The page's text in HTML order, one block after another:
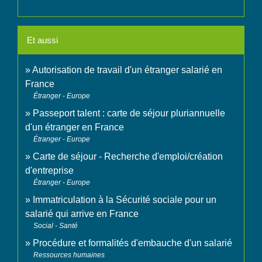
Et aussi
Autorisation de travail d'un étranger salarié en
France
Étranger - Europe
Passeport talent : carte de séjour pluriannuelle
d'un étranger en France
Étranger - Europe
Carte de séjour - Recherche d'emploi/création
d'entreprise
Étranger - Europe
Immatriculation à la Sécurité sociale pour un
salarié qui arrive en France
Social - Santé
Procédure et formalités d'embauche d'un salarié
Ressources humaines